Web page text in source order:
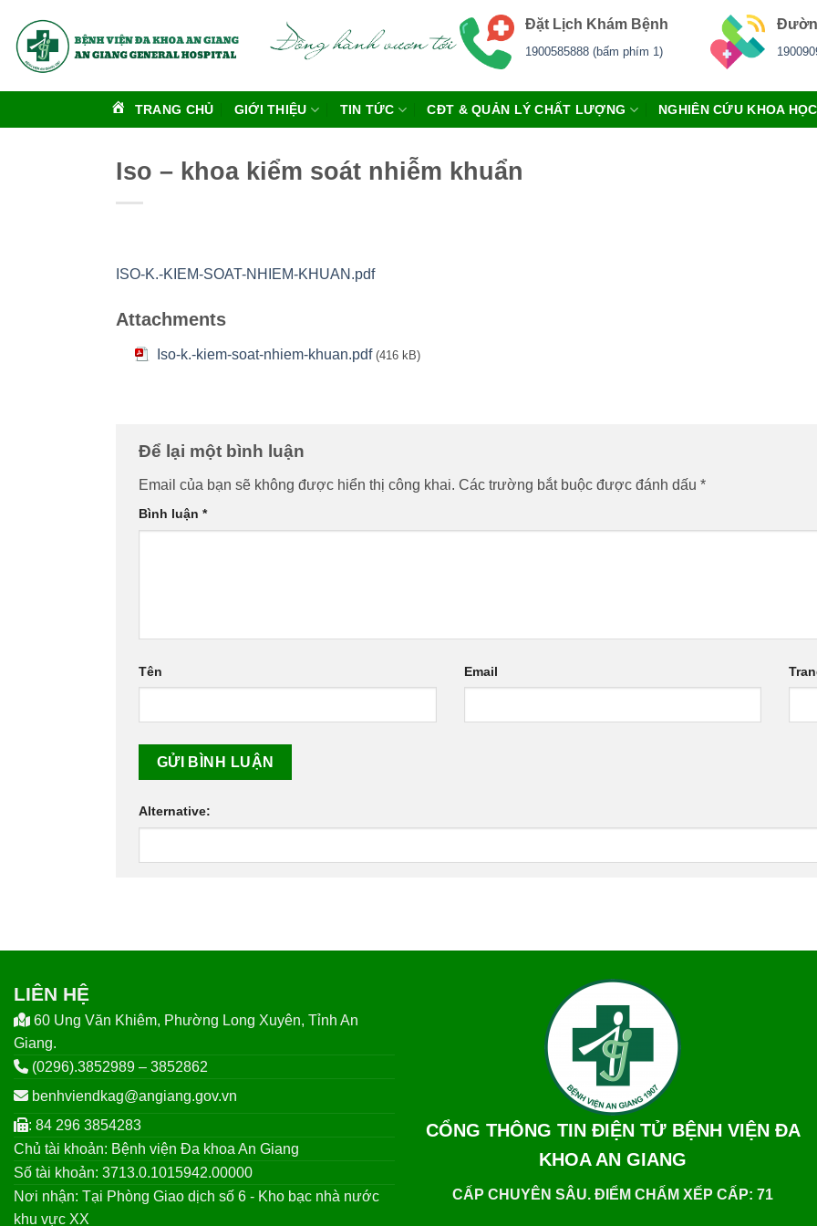
qua
nội
Đặt Lịch Khám Bệnh
1900585888 (bấm phím 1)
TRANG CHỦ GIỚI THIỆU TIN TỨC CĐT & QUẢN LÝ CHẤT LƯỢNG NGHIÊN CỨU KHOA HỌC
Iso – khoa kiểm soát nhiễm khuẩn
ISO-K.-KIEM-SOAT-NHIEM-KHUAN.pdf
Attachments
Iso-k.-kiem-soat-nhiem-khuan.pdf (416 kB)
Để lại một bình luận
Email của bạn sẽ không được hiển thị công khai. Các trường bắt buộc được đánh dấu *
Bình luận *
Tên Email
Alternative:
LIÊN HỆ
60 Ung Văn Khiêm, Phường Long Xuyên, Tỉnh An
Giang.
(0296).3852989 – 3852862
benhviendkag@angiang.gov.vn
: 84 296 3854283
Chủ tài khoản: Bệnh viện Đa khoa An Giang
Số tài khoản: 3713.0.1015942.00000
Nơi nhận: Tại Phòng Giao dịch số 6 - Kho bạc nhà nước
khu vực XX
CỔNG THÔNG TIN ĐIỆN TỬ BỆNH VIỆN ĐA
KHOA AN GIANG
CẤP CHUYÊN SÂU. ĐIỂM CHẤM XẾP CẤP: 71